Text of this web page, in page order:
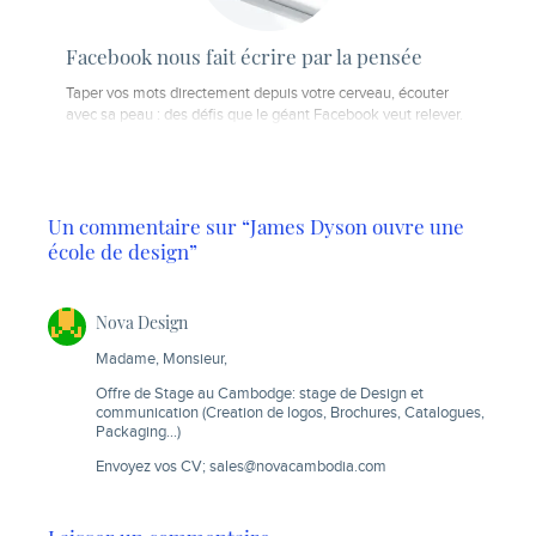
Facebook nous fait écrire par la pensée
Taper vos mots directement depuis votre cerveau, écouter
avec sa peau : des défis que le géant Facebook veut relever.
Un commentaire sur “James Dyson ouvre une
école de design”
Nova Design
Madame, Monsieur,
Offre de Stage au Cambodge: stage de Design et
communication (Creation de logos, Brochures, Catalogues,
Packaging…)
Envoyez vos CV; sales@novacambodia.com